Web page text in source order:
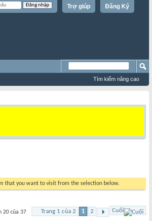
Đăng Ký
Trợ giúp
Tìm kiếm nâng cao
that you want to visit from the selection below.
Trang 1 của 2 1 2 Cuối
20 của 37